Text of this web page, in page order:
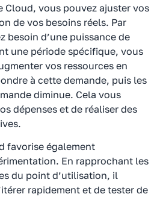
Cloud, vous pouvez ajuster vos
de vos besoins réels. Par
besoin d’une puissance de
une période spécifique, vous
vos ressources en
à cette demande, puis les
diminue. Cela vous
dépenses et de réaliser des
favorise également
En rapprochant les
du point d’utilisation, il
rapidement et de tester de